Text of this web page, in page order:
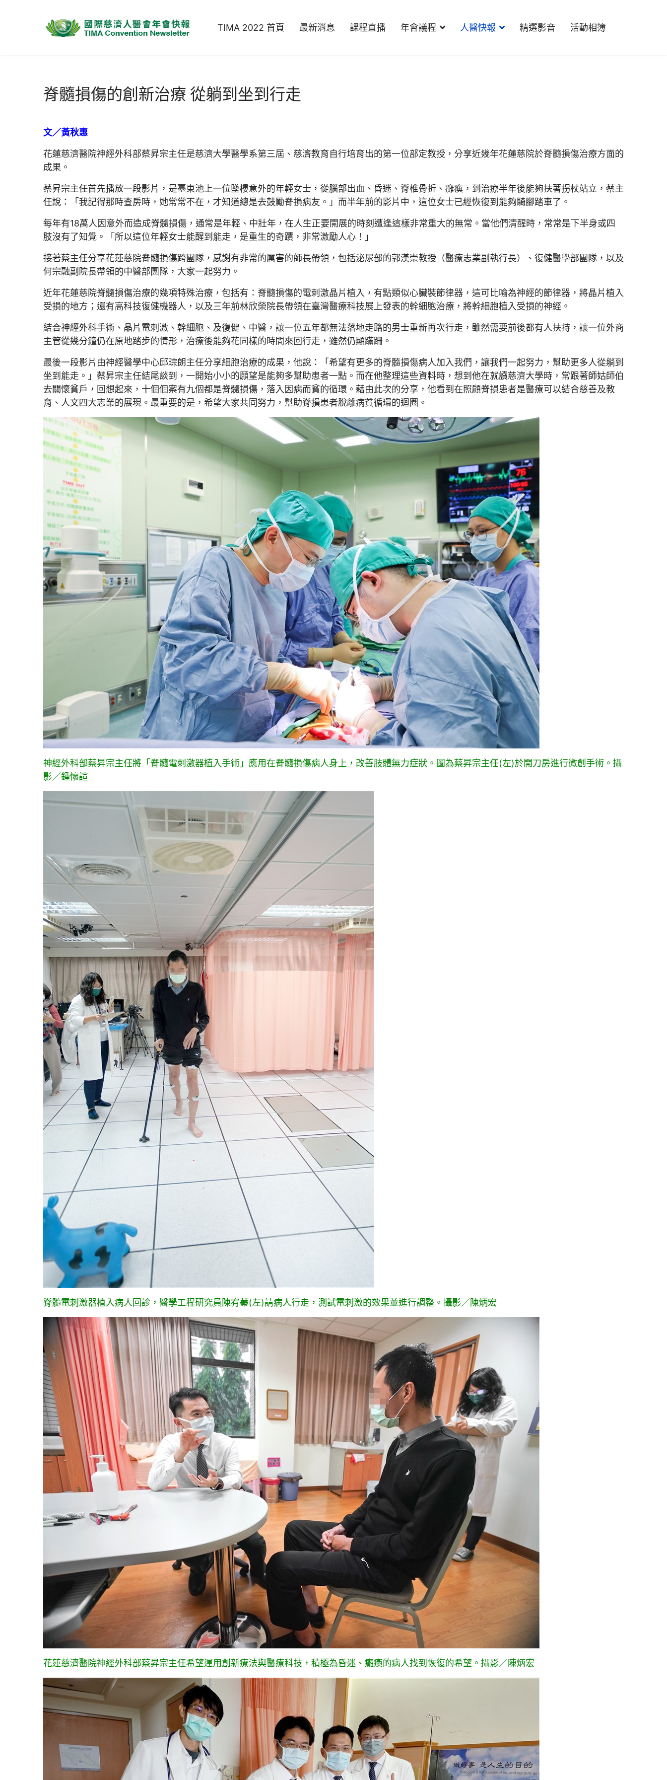
TIMA 2022 首頁 最新消息 課程直播 年會議程 人醫快報 精選影音 活動相簿
脊髓損傷的創新治療 從躺到坐到行走
文／黃秋惠
花蓮慈濟醫院神經外科部蔡昇宗主任是慈濟大學醫學系第三屆、慈濟教育自行培育出的第一位部定教授，分享近幾年花蓮慈院於脊髓損傷治療方面的
成果。
蔡昇宗主任首先播放一段影片，是臺東池上一位墜樓意外的年輕女士，從腦部出血、昏迷、脊椎骨折、癱瘓，到治療半年後能夠扶著拐杖站立，蔡主
任說：「我記得那時查房時，她常常不在，才知道總是去鼓勵脊損病友。」而半年前的影片中，這位女士已經恢復到能夠騎腳踏車了。
每年有18萬人因意外而造成脊髓損傷，通常是年輕、中壯年，在人生正要開展的時刻遭逢這樣非常重大的無常。當他們清醒時，常常是下半身或四
肢沒有了知覺。「所以這位年輕女士能醒到能走，是重生的奇蹟，非常激勵人心！」
接著蔡主任分享花蓮慈院脊髓損傷跨團隊，感謝有非常的厲害的師長帶領，包括泌尿部的郭漢崇教授（醫療志業副執行長）、復健醫學部團隊，以及
何宗融副院長帶領的中醫部團隊，大家一起努力。
近年花蓮慈院脊髓損傷治療的幾項特殊治療，包括有：脊髓損傷的電刺激晶片植入，有點類似心臟裝節律器，這可比喻為神經的節律器，將晶片植入
受損的地方；還有高科技復健機器人，以及三年前林欣榮院長帶領在臺灣醫療科技展上發表的幹細胞治療，將幹細胞植入受損的神經。
結合神經外科手術、晶片電刺激、幹細胞、及復健、中醫，讓一位五年都無法落地走路的男士重新再次行走，雖然需要前後都有人扶持，讓一位外商
主管從幾分鐘仍在原地踏步的情形，治療後能夠花同樣的時間來回行走，雖然仍顯蹣跚。
最後一段影片由神經醫學中心邱琮朗主任分享細胞治療的成果，他說：「希望有更多的脊髓損傷病人加入我們，讓我們一起努力，幫助更多人從躺到
坐到能走。」蔡昇宗主任結尾談到，一開始小小的願望是能夠多幫助患者一點。而在他整理這些資料時，想到他在就讀慈濟大學時，常跟著師姑師伯
去關懷貧戶，回想起來，十個個案有九個都是脊髓損傷，落入因病而貧的循環。藉由此次的分享，他看到在照顧脊損患者是醫療可以結合慈善及教
育、人文四大志業的展現。最重要的是，希望大家共同努力，幫助脊損患者脫離病貧循環的迴圈。
神經外科部蔡昇宗主任將「脊髓電刺激器植入手術」應用在脊髓損傷病人身上，改善肢體無力症狀。圖為蔡昇宗主任(左)於開刀房進行微創手術。攝
影／鍾懷諠
脊髓電刺激器植入病人回診，醫學工程研究員陳宥蓁(左)請病人行走，測試電刺激的效果並進行調整。攝影／陳炳宏
花蓮慈濟醫院神經外科部蔡昇宗主任希望運用創新療法與醫療科技，積極為昏迷、癱瘓的病人找到恢復的希望。攝影／陳炳宏